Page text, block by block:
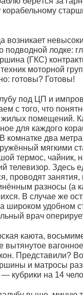
корабельному
возникает
подводной лодке:
(ГКС)
моторной
готовы? Готовы!
под ЦП и
с того, что
жилых помещений.
для каждого
комнатке два
мягкими
термос, чайник,
телевизор. Здесь
проводят занятия,
разносы (а
В случае же
широком удобном
врач
каюта,
вытянутое
Представили?
и матросы
кубрики на 14